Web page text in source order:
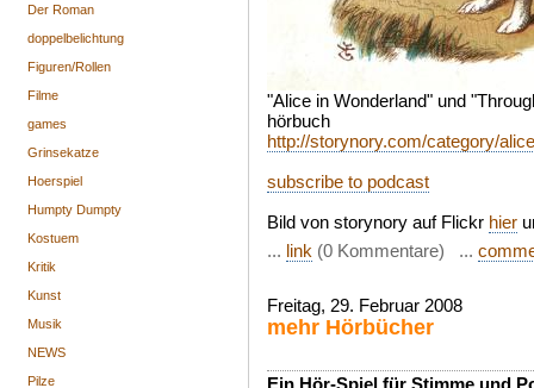
Der Roman
doppelbelichtung
Figuren/Rollen
Filme
games
Grinsekatze
Hoerspiel
Humpty Dumpty
Kostuem
Kritik
Kunst
Musik
NEWS
Pilze
"Alice in Wonderland" und
hörbuch
http://storynory.com/category/
subscribe to podcast
Bild von storynory auf Flickr hier
... link (0 Kommentare) ...
Freitag, 29. Februar 2008
mehr Hörbücher
Ein Hör-Spiel für Stimme und